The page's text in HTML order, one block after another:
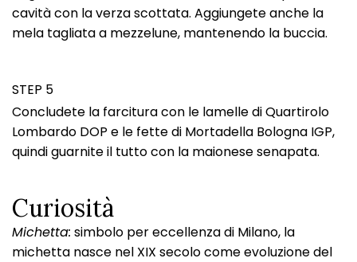
cavità con la verza scottata. Aggiungete anche la
mela tagliata a mezzelune, mantenendo la buccia.
STEP 5
Concludete la farcitura con le lamelle di Quartirolo
Lombardo DOP e le fette di Mortadella Bologna IGP,
quindi guarnite il tutto con la maionese senapata.
Curiosità
Michetta: simbolo per eccellenza di Milano, la
michetta nasce nel XIX secolo come evoluzione del